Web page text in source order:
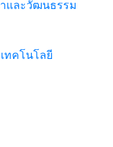
และวัฒนธรรม
ทคโนโลยี